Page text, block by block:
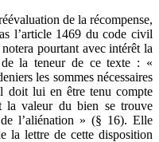
de la récompense,
l’article 1469 du code civil
pourtant avec intérêt la
la teneur de ce texte : «
les sommes nécessaires
doit lui en être tenu compte
la valeur du bien se trouve
l’aliénation » (§ 16). Elle
la lettre de cette disposition